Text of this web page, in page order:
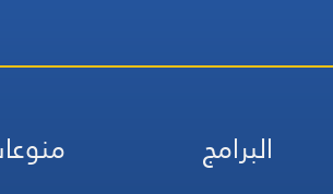
البرامج